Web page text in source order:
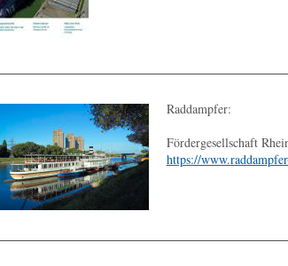
Raddampfer:
Fördergesellschaft
https://